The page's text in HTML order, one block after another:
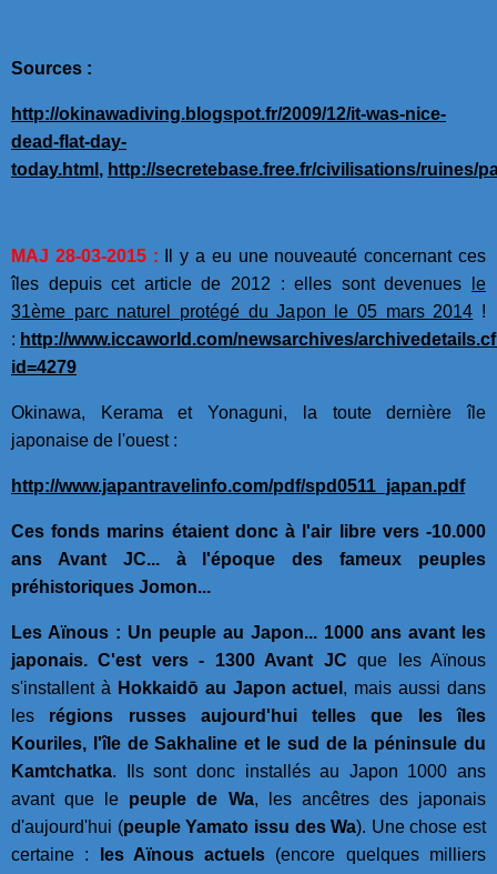
Sources :
http://okinawadiving.blogspot.fr/2009/12/it-was-nice-
dead-flat-day-
today.html , http://secretebase.free.fr/civilisations/ruines/
MAJ 28-03-2015 : Il y a eu une nouveauté concernant ces
îles depuis cet article de 2012 : elles sont devenues
le
31ème parc naturel protégé du Japon le 05 mars 2014 !
: http://www.iccaworld.com/newsarchives/
id=4279
Okinawa, Kerama et Yonaguni, la toute dernière île
japonaise de l'ouest :
http://www.japantravelinfo.com/pdf/spd0511_japan.pdf
Ces fonds marins étaient donc à l'air libre vers -10.000
ans Avant JC... à l'époque des fameux peuples
préhistoriques Jomon...
Les Aïnous : Un peuple au Japon... 1000 ans avant les
japonais. C'est vers - 1300 Avant JC que les Aïnous
s'installent à Hokkaidō au Japon actuel , mais aussi dans
les régions russes aujourd'hui telles que les îles
Kouriles, l'île de Sakhaline et le sud de la péninsule du
Kamtchatka. Ils sont donc installés au Japon 1000 ans
avant que le peuple de Wa, les ancêtres des japonais
d'aujourd'hui (peuple Yamato issu des Wa). Une chose est
certaine :
les Aïnous actuels (encore quelques milliers